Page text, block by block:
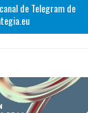
de Telegram de